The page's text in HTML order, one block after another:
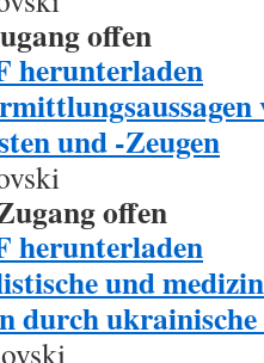
offen
herunterladen
und -Zeugen
offen
herunterladen
und
durch